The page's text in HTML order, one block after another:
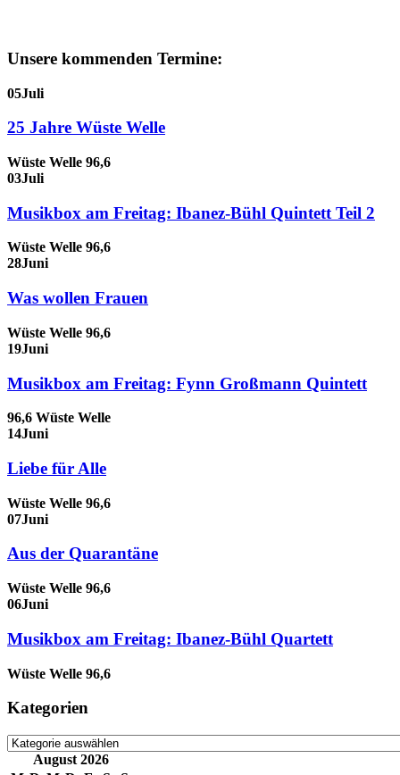
Unsere kommenden Termine:
05Juli
25 Jahre Wüste Welle
Wüste Welle 96,6
03Juli
Musikbox am Freitag: Ibanez-Bühl Quintett Teil 2
Wüste Welle 96,6
28Juni
Was wollen Frauen
Wüste Welle 96,6
19Juni
Musikbox am Freitag: Fynn Großmann Quintett
96,6 Wüste Welle
14Juni
Liebe für Alle
Wüste Welle 96,6
07Juni
Aus der Quarantäne
Wüste Welle 96,6
06Juni
Musikbox am Freitag: Ibanez-Bühl Quartett
Wüste Welle 96,6
Kategorien
Kategorien
August 2026